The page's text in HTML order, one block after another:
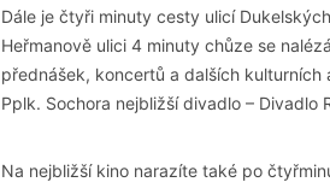
Dále je čtyři minuty cesty ulicí
Heřmanově ulici 4 minuty chůze se
přednášek, koncertů a dalších
Pplk. Sochora nejbližší divadlo – Divadlo
Na nejbližší kino narazíte také po